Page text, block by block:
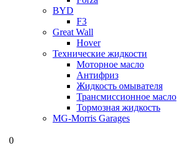
BYD
F3
Great Wall
Hover
Технические жидкости
Моторное масло
Антифриз
Жидкость омывателя
Трансмиссионное масло
Тормозная жидкость
MG-Morris Garages
0